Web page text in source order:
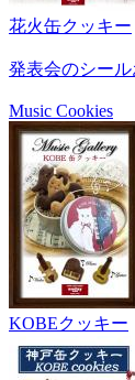
花火缶クッキー
発表会のシー
Music Cookies
KOBEクッキー